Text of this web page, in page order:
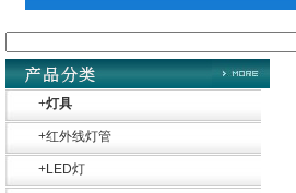
+灯具
+红外线灯管
+LED灯